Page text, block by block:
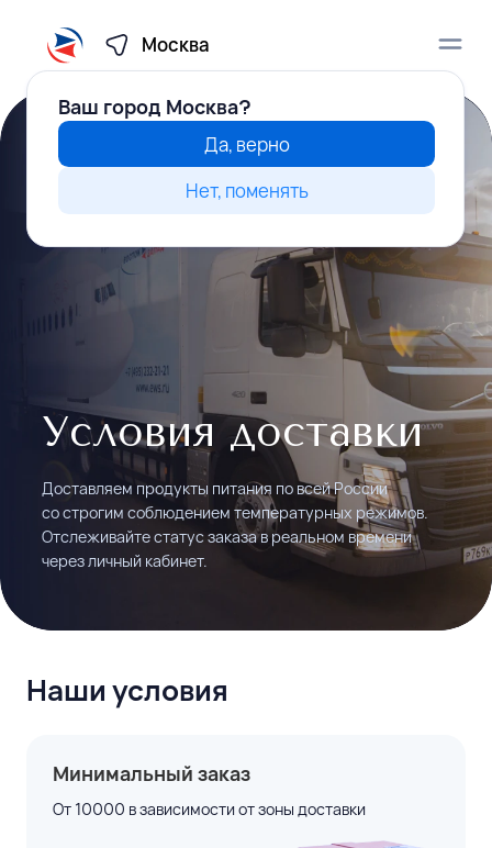
Москва
Ваш город Москва?
Да, верно
Нет, поменять
Медиа
Как стать клиентом
Начать сотрудничество
Действующим клиентам
FAQ
Условия доставки
Доставляем продукты питания по всей России
со строгим соблюдением температурных режимов.
Отслеживайте статус заказа в реальном времени
через личный кабинет.
Наши условия
Минимальный заказ
От 10000 в зависимости от зоны доставки